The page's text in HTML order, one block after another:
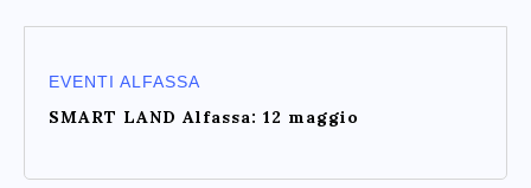
EVENTI ALFASSA
SMART LAND Alfassa: 12 maggio